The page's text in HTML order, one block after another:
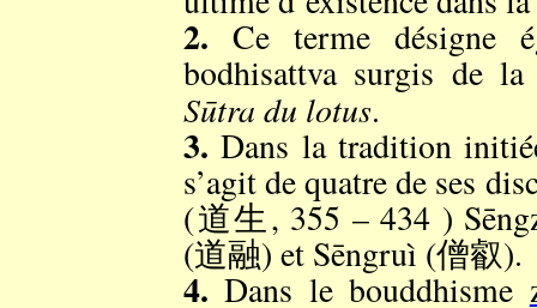
2. Ce terme désigne
bodhisattva surgis de
Sūtra du lotus.
3. Dans la tradition
s’agit de quatre de ses
(道生, 355 – 434 )
(道融) et Sēngruì (僧叡).
4. Dans le bouddhisme